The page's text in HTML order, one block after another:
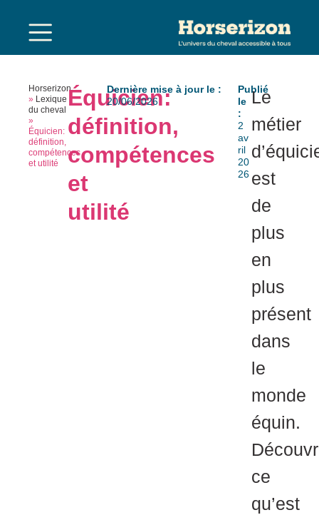
Horserizon
» Lexique
du cheval
»
Équicien:
définition,
compétences
et utilité
Équicien:
définition,
compétences
et
utilité
Dernière mise à jour le :
20/06/2026
Publié
le
:
2
av
ril
20
26
Le
métier
est
de
plus
en
plus
présent
dans
le
monde
équin.
ce
qu’est